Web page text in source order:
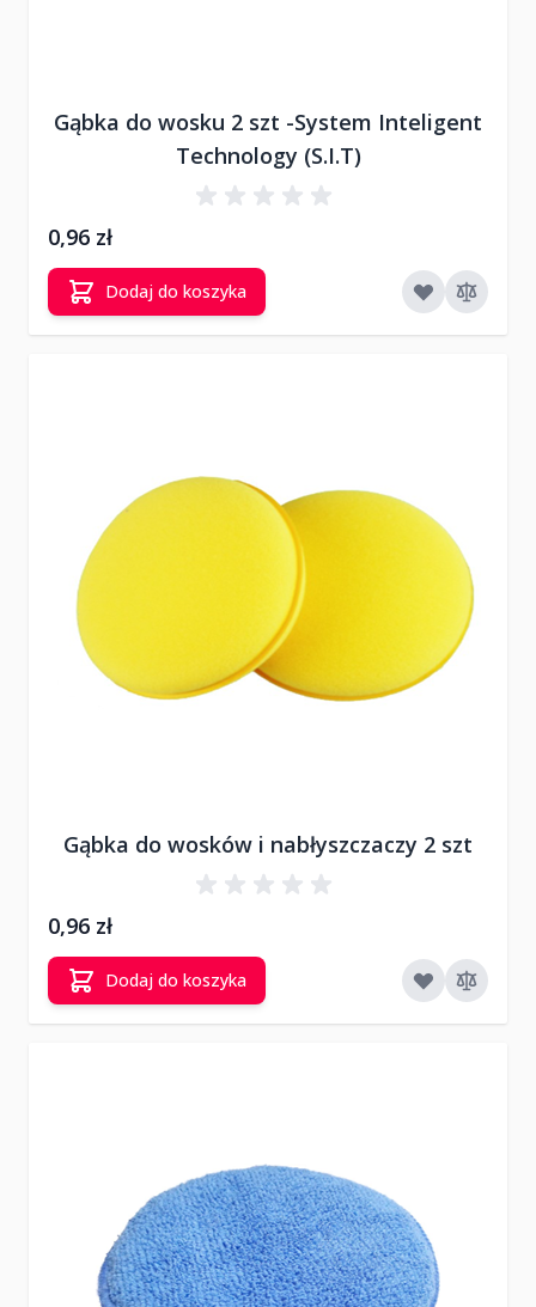
Gąbka do wosku 2 szt -System Inteligent
Technology (S.I.T)
0,96 zł
Dodaj do koszyka
Gąbka do wosków i nabłyszczaczy 2 szt
0,96 zł
Dodaj do koszyka